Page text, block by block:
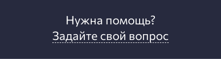
Нужна помощь?
Задайте свой вопрос